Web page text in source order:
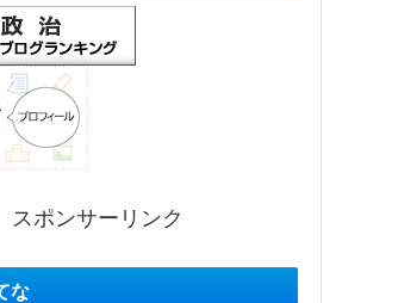
スポンサーリンク
な